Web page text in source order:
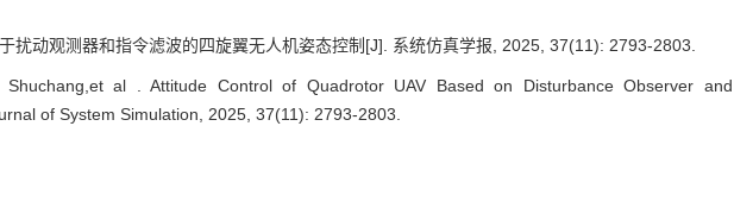
扰动观测器和指令滤波的四旋翼无人机姿态控制[J]. 系统仿真学报, 2025, 37(11): 2793-2803.
Shuchang,et al . Attitude Control of Quadrotor UAV Based on Disturbance Observer and
of System Simulation, 2025, 37(11): 2793-2803.